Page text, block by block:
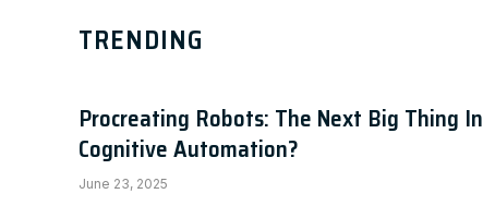
TRENDING
Procreating Robots: The Next Big Thing In
Cognitive Automation?
June 23, 2025